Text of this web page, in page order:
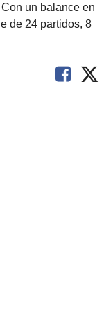
un balance en
de 24 partidos, 8